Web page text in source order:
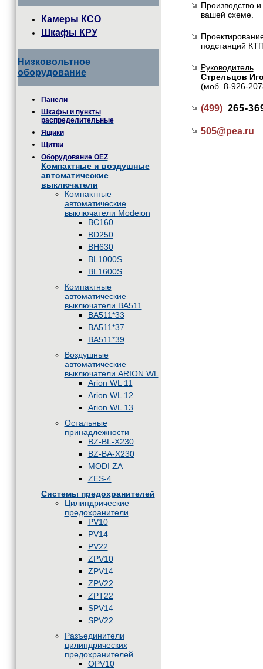
Камеры КСО
Шкафы КРУ
Низковольтное
оборудование
Панели
Шкафы и пункты
распределительные
Ящики
Щитки
Оборудование OEZ
Компактные и воздушные
автоматические
выключатели
Компактные
автоматические
выключатели Modeion
BC160
BD250
BH630
BL1000S
BL1600S
Компактные
автоматические
выключатели BA511
BA511*33
BA511*37
BA511*39
Воздушные
автоматические
выключатели ARION WL
Arion WL 11
Arion WL 12
Arion WL 13
Остальные
принадлежности
BZ-BL-X230
BZ-BA-X230
MODI ZA
ZES-4
Системы предохранителей
Цилиндрические
предохранители
PV10
PV14
PV22
ZPV10
ZPV14
ZPV22
ZPT22
SPV14
SPV22
Разъединители
цилиндрических
предохранителей
OPV10
Производство
вашей схеме.
подстанций
Руководитель
Стрельцов
(моб. 8-926-
(499) 265-
505@pea.ru